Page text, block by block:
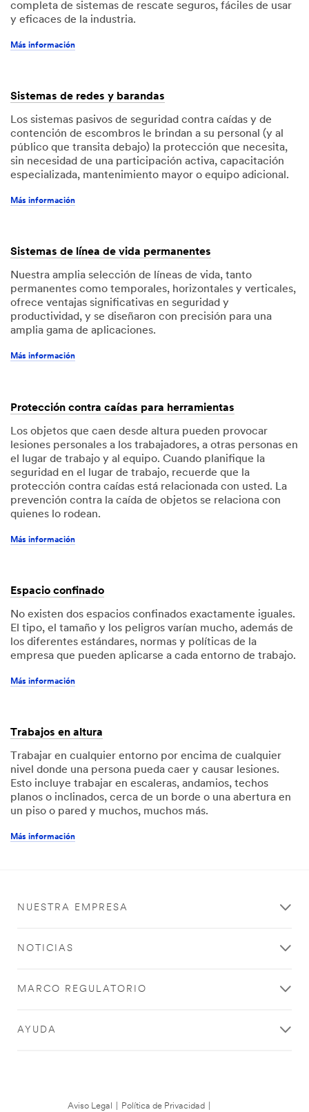
completa de sistemas de rescate seguros, fáciles de usar
y eficaces de la industria.
Más información
Sistemas de redes y barandas
Los sistemas pasivos de seguridad contra caídas y de
contención de escombros le brindan a su personal (y al
público que transita debajo) la protección que necesita,
sin necesidad de una participación activa, capacitación
especializada, mantenimiento mayor o equipo adicional.
Más información
Sistemas de línea de vida permanentes
Nuestra amplia selección de líneas de vida, tanto
permanentes como temporales, horizontales y verticales,
ofrece ventajas significativas en seguridad y
productividad, y se diseñaron con precisión para una
amplia gama de aplicaciones.
Más información
Protección contra caídas para herramientas
Los objetos que caen desde altura pueden provocar
lesiones personales a los trabajadores, a otras personas en
el lugar de trabajo y al equipo. Cuando planifique la
seguridad en el lugar de trabajo, recuerde que la
protección contra caídas está relacionada con usted. La
prevención contra la caída de objetos se relaciona con
quienes lo rodean.
Más información
Espacio confinado
No existen dos espacios confinados exactamente iguales.
El tipo, el tamaño y los peligros varían mucho, además de
los diferentes estándares, normas y políticas de la
empresa que pueden aplicarse a cada entorno de trabajo.
Más información
Trabajos en altura
Trabajar en cualquier entorno por encima de cualquier
nivel donde una persona pueda caer y causar lesiones.
Esto incluye trabajar en escaleras, andamios, techos
planos o inclinados, cerca de un borde o una abertura en
un piso o pared y muchos, muchos más.
Más información
NUESTRA EMPRESA
NOTICIAS
MARCO REGULATORIO
AYUDA
Aviso Legal Política de Privacidad